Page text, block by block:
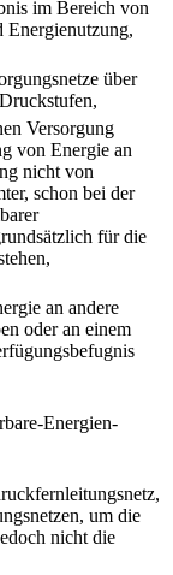
im Bereich von
Energienutzung,
über
Versorgung
von Energie an
nicht von
schon bei der
für die
an andere
oder an einem
Energien-
um die
nicht die